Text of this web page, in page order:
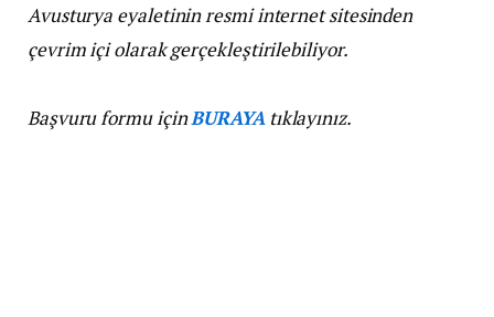
Avusturya eyaletinin resmi internet sitesinden
çevrim içi olarak gerçekleştirilebiliyor.
Başvuru formu içinBURAYAtıklayınız.